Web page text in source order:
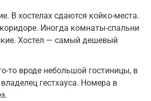
В хостелах сдаются койко-места.
Иногда комнаты-спальни
Хостел — самый дешевый
то вроде небольшой гостиницы, в
гестхауса. Номера в